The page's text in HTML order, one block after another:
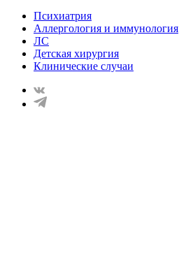
Психиатрия
Аллергология и иммунология
ЛС
Детская хирургия
Клинические случаи